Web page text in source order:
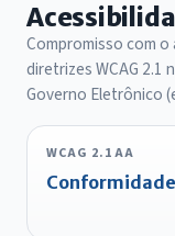
Compromisso com
diretrizes WCAG 2.1
Governo Eletrônico
WCAG 2.1 AA